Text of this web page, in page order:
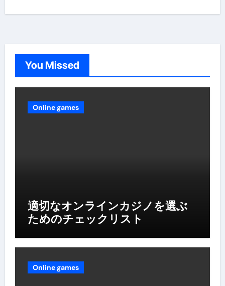
You Missed
Online games
適切なオンラインカジノを選ぶ
ためのチェックリスト
Online games